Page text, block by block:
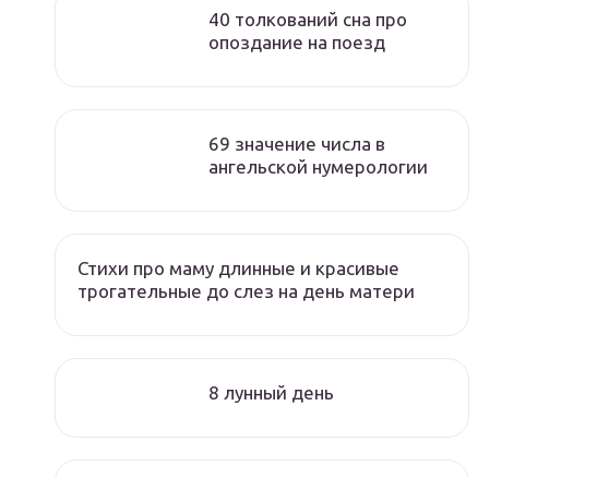
40 толкований сна про
опоздание на поезд
69 значение числа в
ангельской нумерологии
Стихи про маму длинные и красивые
трогательные до слез на день матери
8 лунный день